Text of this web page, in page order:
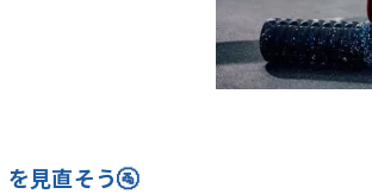
を見直そう🚰